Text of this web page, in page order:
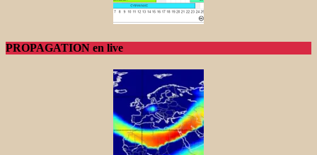
PROPAGATION en live